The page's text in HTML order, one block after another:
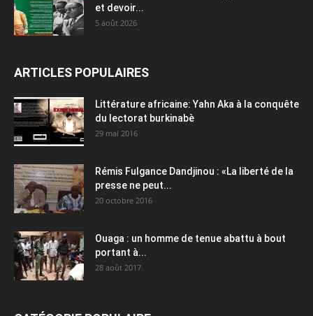
et devoir...
5 août 2026
ARTICLES POPULAIRES
Littérature africaine: Yahn Aka à la conquête
du lectorat burkinabè
29 mai 2016
Rémis Fulgance Dandjinou : «La liberté de la
presse ne peut...
20 octobre 2016
Ouaga : un homme de tenue abattu à bout
portant à...
28 août 2017